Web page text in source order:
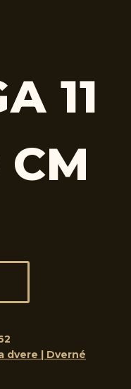
11
dvere | Dverné